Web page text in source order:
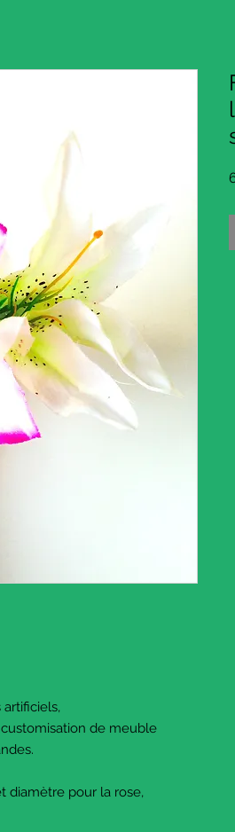
de meuble
diamètre pour la rose,